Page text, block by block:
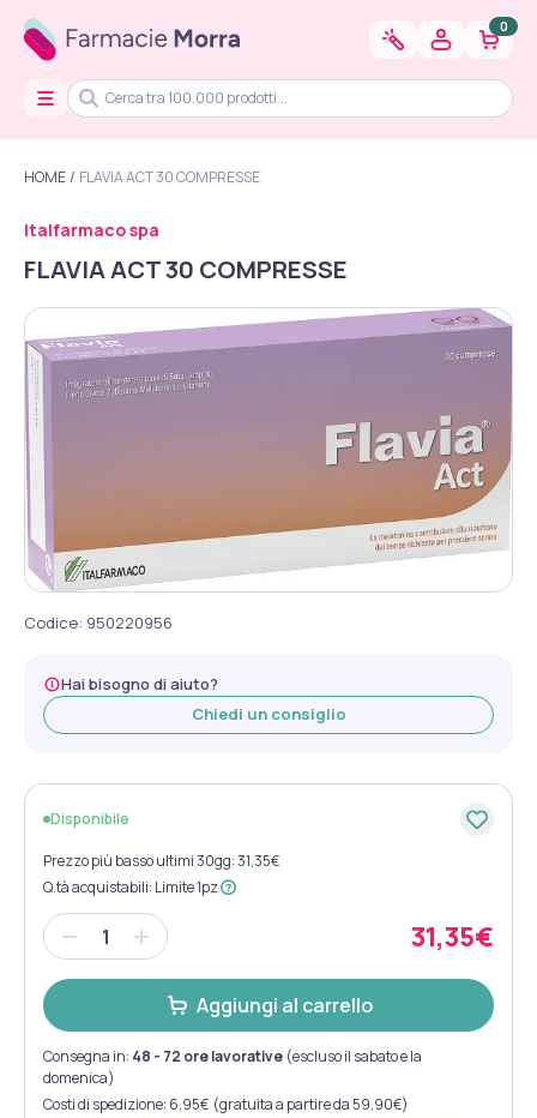
0
HOME FLAVIA ACT 30 COMPRESSE
Italfarmaco spa
FLAVIA ACT 30 COMPRESSE
Codice: 950220956
Hai bisogno di aiuto?
Chiedi un consiglio
Disponibile
Prezzo più basso ultimi 30gg: 31,35€
Q.tà acquistabili: Limite 1pz
31,35€
Aggiungi al carrello
Consegna in: 48 - 72 ore lavorative (escluso il sabato e la
domenica)
Costi di spedizione: 6,95€ (gratuita a partire da 59,90€)